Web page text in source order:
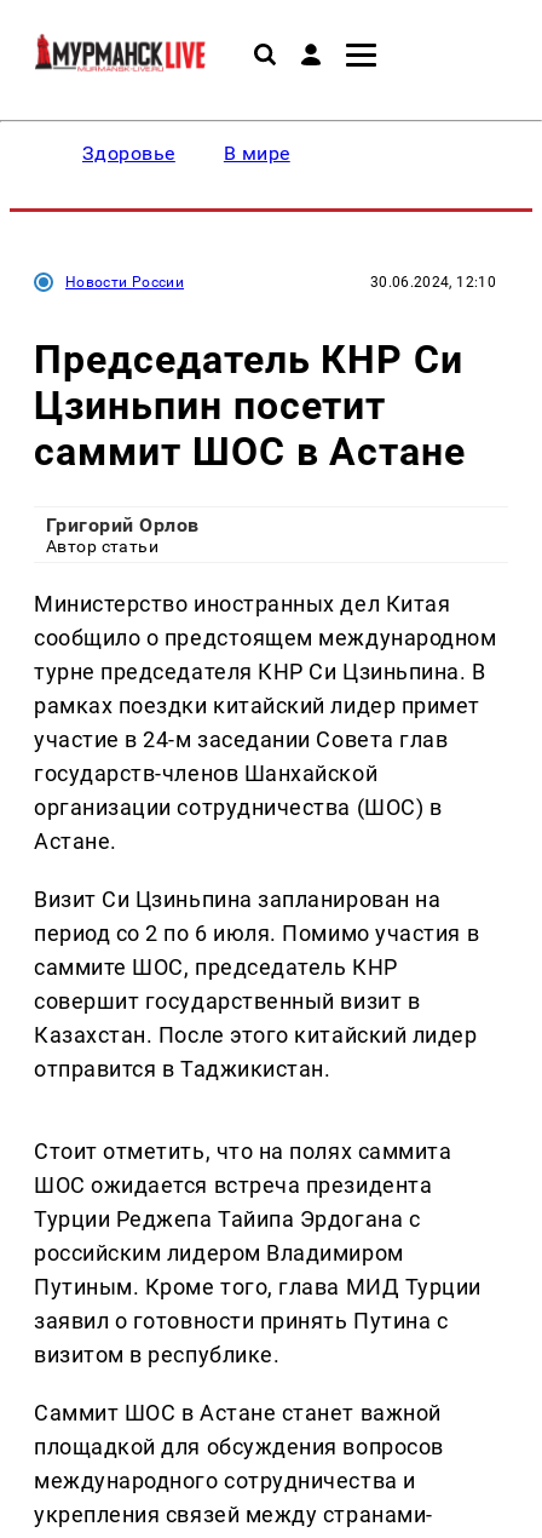
Здоровье В мире
Новости России 30.06.2024, 12:10
Председатель КНР Си
Цзиньпин посетит
саммит ШОС в Астане
Григорий Орлов
Автор статьи
Министерство иностранных дел Китая
сообщило о предстоящем международном
турне председателя КНР Си Цзиньпина. В
рамках поездки китайский лидер примет
участие в 24-м заседании Совета глав
государств-членов Шанхайской
организации сотрудничества (ШОС) в
Астане.
Визит Си Цзиньпина запланирован на
период со 2 по 6 июля. Помимо участия в
саммите ШОС, председатель КНР
совершит государственный визит в
Казахстан. После этого китайский лидер
отправится в Таджикистан.
Стоит отметить, что на полях саммита
ШОС ожидается встреча президента
Турции Реджепа Тайипа Эрдогана с
российским лидером Владимиром
Путиным. Кроме того, глава МИД Турции
заявил о готовности принять Путина с
визитом в республике.
Саммит ШОС в Астане станет важной
площадкой для обсуждения вопросов
международного сотрудничества и
укрепления связей между странами-